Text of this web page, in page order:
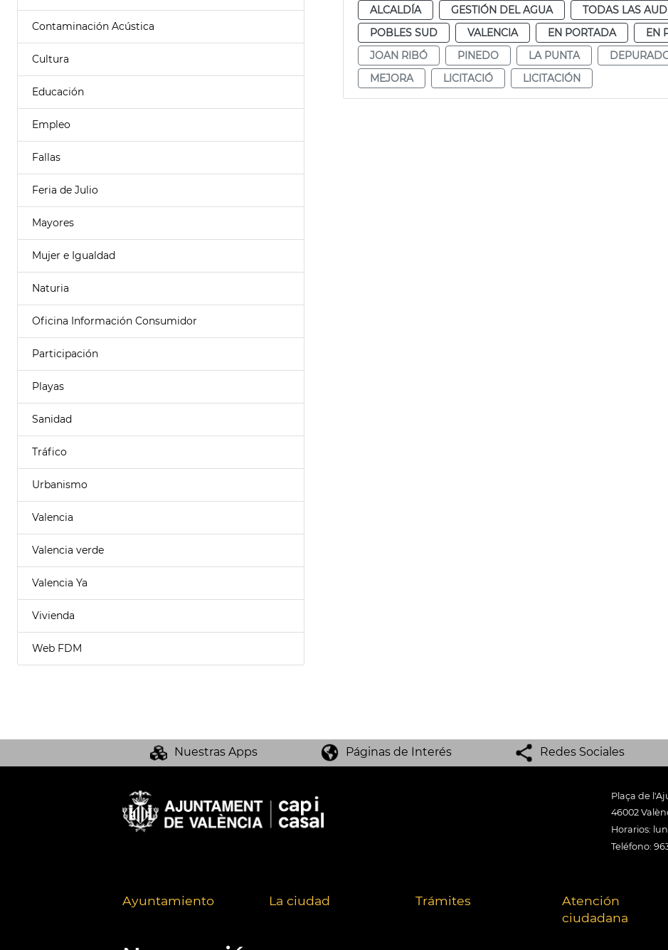
Contaminación Acústica
Cultura
Educación
Empleo
Fallas
Feria de Julio
Mayores
Mujer e Igualdad
Naturia
Oficina Información Consumidor
Participación
Playas
Sanidad
Tráfico
Urbanismo
Valencia
Valencia verde
Valencia Ya
Vivienda
Web FDM
ALCALDÍA GESTIÓN DEL AGUA TODAS LAS
POBLES SUD
VALENCIA EN PORTADA EN
JOAN RIBÓ
PINEDO LA PUNTA
MEJORA
LICITACIÓ LICITACIÓN
Nuestras Apps Páginas de Interés Redes Sociales
Plaça de
46002
Horarios:
Teléfono:
Ayuntamiento La ciudad Trámites
Atención
ciudadana